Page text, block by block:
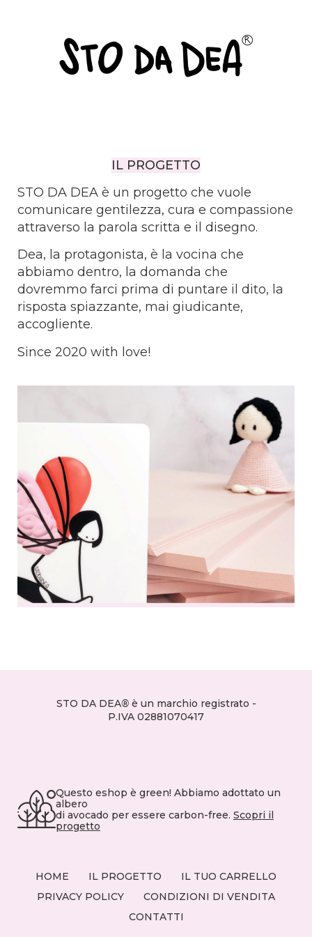
IL PROGETTO
STO DA DEA è un progetto che vuole
comunicare gentilezza, cura e compassione
attraverso la parola scritta e il disegno.
Dea, la protagonista, è la vocina che
abbiamo dentro, la domanda che
dovremmo farci prima di puntare il dito, la
risposta spiazzante, mai giudicante,
accogliente.
Since 2020 with love!
STO DA DEA®è un marchio registrato -
P.IVA 02881070417
Questo eshop è green! Abbiamo adottato un
albero
di avocado per essere carbon-free. Scopri il
progetto
HOME IL PROGETTO
IL TUO CARRELLO
PRIVACY POLICY
CONDIZIONI DI VENDITA
CONTATTI